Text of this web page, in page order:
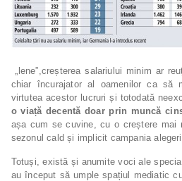
„lene”,creșterea salariului minim ar
chiar încurajator al oamenilor ca să
virtutea acestor lucruri și totodată
o viață decentă doar prin muncă
așa cum se cuvine, cu o creștere mai
sezonul cald și implicit campania
Totuși, există și anumite voci ale
au început să umple spațiul mediatic